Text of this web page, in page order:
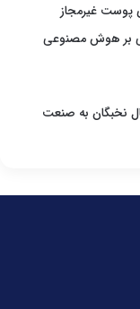
غیرمجاز
بر هوش مصنوعی
نخبگان به صنعت